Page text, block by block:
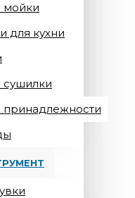
мойки
для кухни
сушилки
принадлежности